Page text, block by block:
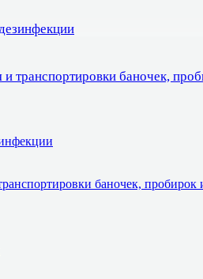
транспортировки баночек,
баночек, пробирок